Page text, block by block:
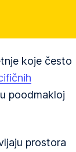
koje često
poodmakloj
prostora